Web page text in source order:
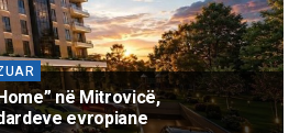
në Mitrovicë,
evropiane